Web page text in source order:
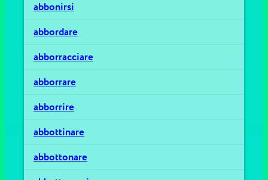
abbonirsi
abbordare
abborracciare
abborrare
abborrire
abbottinare
abbottonare